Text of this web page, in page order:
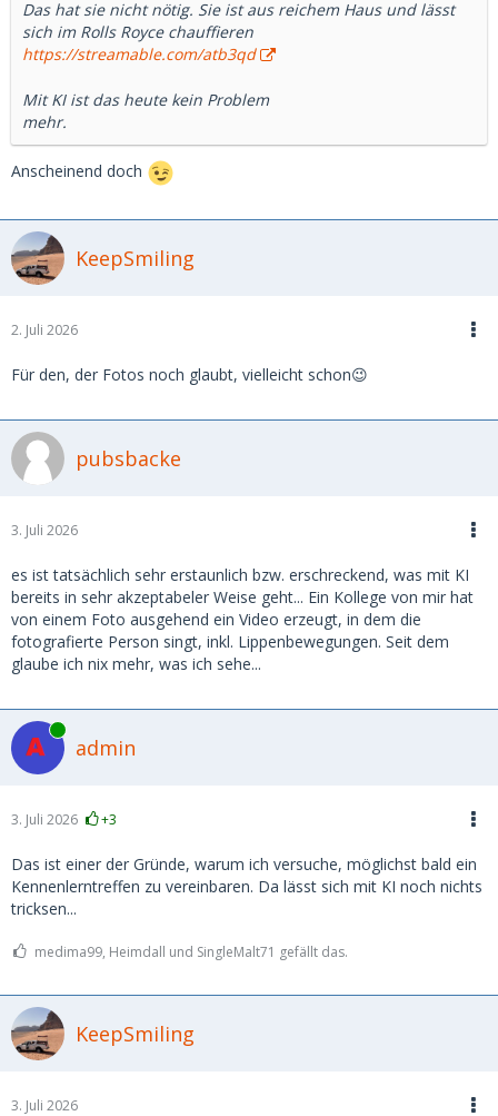
Das hat sie nicht nötig. Sie ist aus reichem Haus und lässt
sich im Rolls Royce chauffieren
https://streamable.com/atb3qd
Mit KI ist das heute kein Problem
mehr.
Anscheinend doch
KeepSmiling
2. Juli 2026
Für den, der Fotos noch glaubt, vielleicht schon😉
pubsbacke
3. Juli 2026
es ist tatsächlich sehr erstaunlich bzw. erschreckend, was mit KI
bereits in sehr akzeptabeler Weise geht... Ein Kollege von mir hat
von einem Foto ausgehend ein Video erzeugt, in dem die
fotografierte Person singt, inkl. Lippenbewegungen. Seit dem
glaube ich nix mehr, was ich sehe...
Online
admin
3. Juli 2026 +3
Das ist einer der Gründe, warum ich versuche, möglichst bald ein
Kennenlerntreffen zu vereinbaren. Da lässt sich mit KI noch nichts
tricksen...
medima99, Heimdall und SingleMalt71 gefällt das.
KeepSmiling
3. Juli 2026